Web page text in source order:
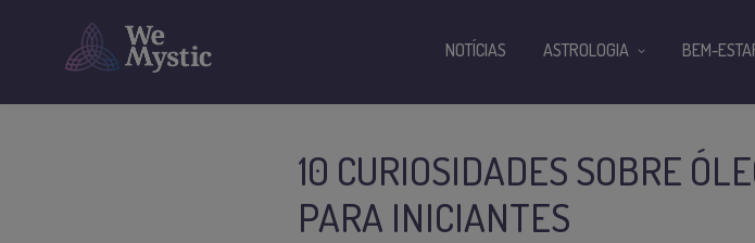
10 CURIOSIDADES SOBRE
PARA INICIANTES
NOTÍCIAS ASTROLOGIA BEM-